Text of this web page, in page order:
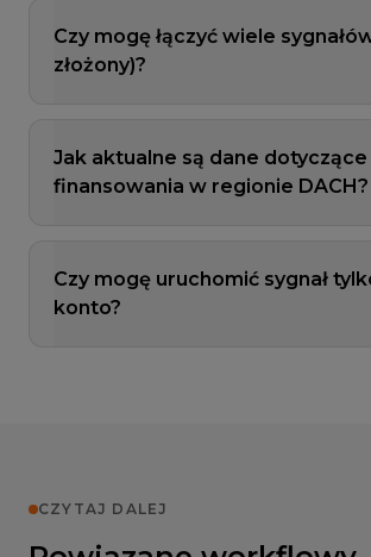
Czy mogę łączyć wiele
złożony)?
Jak aktualne są dane dotyczące
finansowania w regionie DACH?
Czy mogę uruchomić sygnał
konto?
CZYTAJ DALEJ